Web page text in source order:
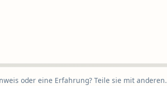
oder eine Erfahrung? Teile sie mit anderen.